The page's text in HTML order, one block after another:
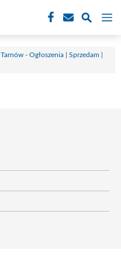
Tarnów - Ogłoszenia | Sprzedam |